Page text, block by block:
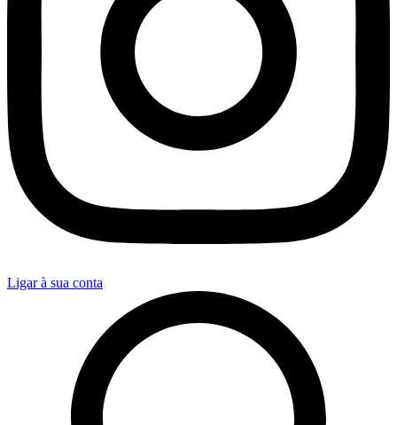
Ligar à sua conta